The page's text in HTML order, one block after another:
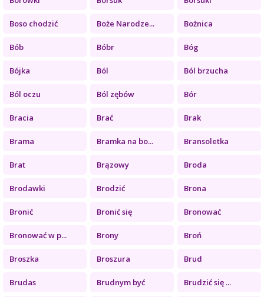
Boso chodzić Boże Narodze... Bożnica
Bób Bóbr Bóg
Bójka Ból Ból brzucha
Ból oczu Ból zębów Bór
Bracia Brać Brak
Brama Bramka na bo... Bransoletka
Brat Brązowy Broda
Brodawki Brodzić Brona
Bronić Bronić się Bronować
Bronować w p... Brony Broń
Broszka Broszura Brud
Brudas Brudnym być Brudzić się ...